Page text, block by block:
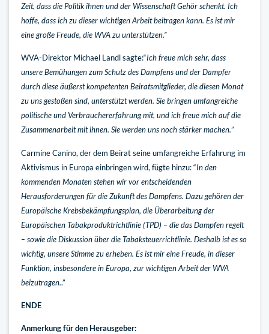
Zeit, dass die Politik ihnen und der Wissenschaft Gehör schenkt. Ich
hoffe, dass ich zu dieser wichtigen Arbeit beitragen kann. Es ist mir
eine große Freude, die WVA zu unterstützen.”
WVA-Direktor Michael Landl sagte:“Ich freue mich sehr, dass
unsere Bemühungen zum Schutz des Dampfens und der Dampfer
durch diese äußerst kompetenten Beiratsmitglieder, die diesen Monat
zu uns gestoßen sind, unterstützt werden. Sie bringen umfangreiche
politische und Verbrauchererfahrung mit, und ich freue mich auf die
Zusammenarbeit mit ihnen. Sie werden uns noch stärker machen.”
Carmine Canino, der dem Beirat seine umfangreiche Erfahrung im
Aktivismus in Europa einbringen wird, fügte hinzu: “In den
kommenden Monaten stehen wir vor entscheidenden
Herausforderungen für die Zukunft des Dampfens. Dazu gehören der
Europäische Krebsbekämpfungsplan, die Überarbeitung der
Europäischen Tabakproduktrichtlinie (TPD) – die das Dampfen regelt
– sowie die Diskussion über die Tabaksteuerrichtlinie. Deshalb ist es so
wichtig, unsere Stimme zu erheben. Es ist mir eine Freude, in dieser
Funktion, insbesondere in Europa, zur wichtigen Arbeit der WVA
beizutragen..”
ENDE
Anmerkung für den Herausgeber: